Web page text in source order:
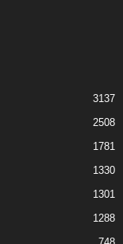
3137
2508
1781
1330
1301
1288